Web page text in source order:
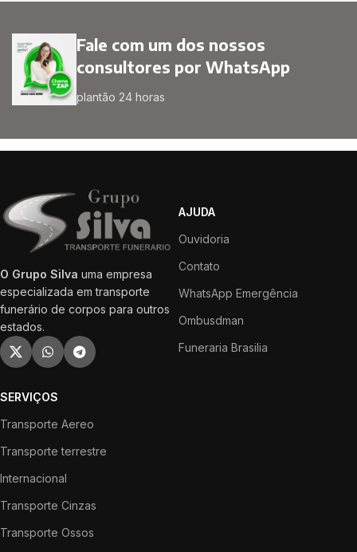
Fale com um dos nossos
consultores por WhatsApp
plantão 24 horas
O Grupo Silva uma empresa
especializada em transporte
funerário de corpos para outros
estados.
AJUDA
Ouvidoria
Contato
WhatsApp Emergência
Ombusdman
Funeraria Brasilia
SERVIÇOS
Transporte Aereo
Transporte terrestre
Internacional
Transporte Cinzas
Transporte Ossos